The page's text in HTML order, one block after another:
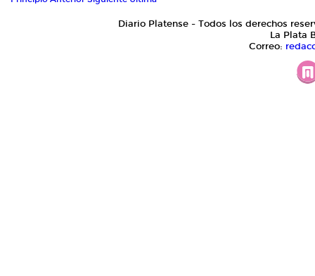
Diario Platense - Todos los derechos
La Plata
Correo: